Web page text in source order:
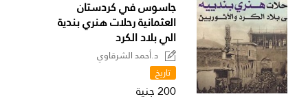
جاسوس في كردستان
العثمانية رحلات هنري بندية
الي بلاد الكرد
د.أحمد الشرقاوي
تاريخ
200 جنية